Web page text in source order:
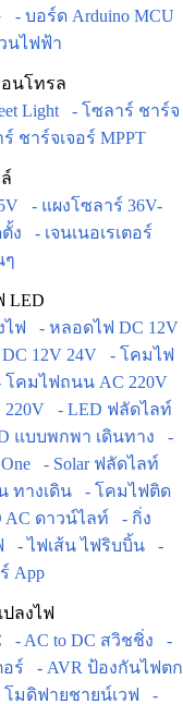
- บอร์ด Arduino MCU
นไฟฟ้า
นโทรล
Light
- โซลาร์ ชาร์จ
ชาร์จเจอร์ MPPT
- แผงโซลาร์ 36V-
ง
- เจนเนอเรเตอร์
ๆ
LED
ไฟ
- หลอดไฟ DC 12V
12V 24V
- โคมไฟ
โคมไฟถนน AC 220V
- LED ฟลัดไลท์
แบบพกพา เดินทาง
-
- Solar ฟลัดไลท์
ทางเดิน
- โคมไฟติด
AC ดาวน์ไลท์
- กิ่ง
- ไฟเส้น ไฟริบบิ้น
-
App
ปลงไฟ
- AC to DC สวิชชิ่ง
-
อร์
- AVR ป้องกันไฟตก
โมดิฟายชายน์เวฟ -